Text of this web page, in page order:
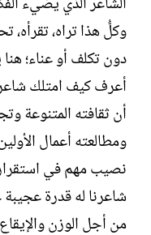
وكلُّ هذا تراه،
دون تكلف أو عناء؛ هنا
أعرف كيف امتلك
أن ثقافته المتنوعة
ومطالعته أعمال
نصيب مهم في استقرار
شاعرنا له قدرة
من أجل الوزن